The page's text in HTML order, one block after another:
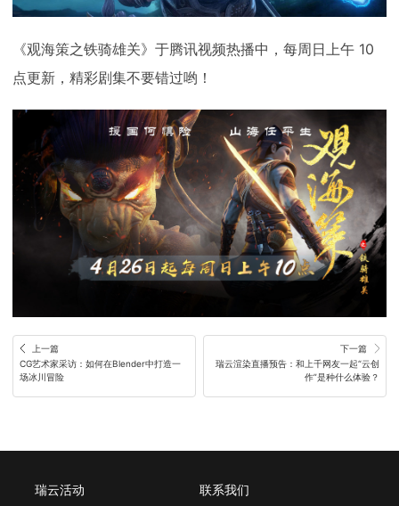
《观海策之铁骑雄关》于腾讯视频热播中，每周日上午 10
点更新，精彩剧集不要错过哟！
上一篇
CG艺术家采访：如何在Blender中打造一
场冰川冒险
下一篇
瑞云渲染直播预告：和上千网友一起“云创
作”是种什么体验？
瑞云活动 联系我们